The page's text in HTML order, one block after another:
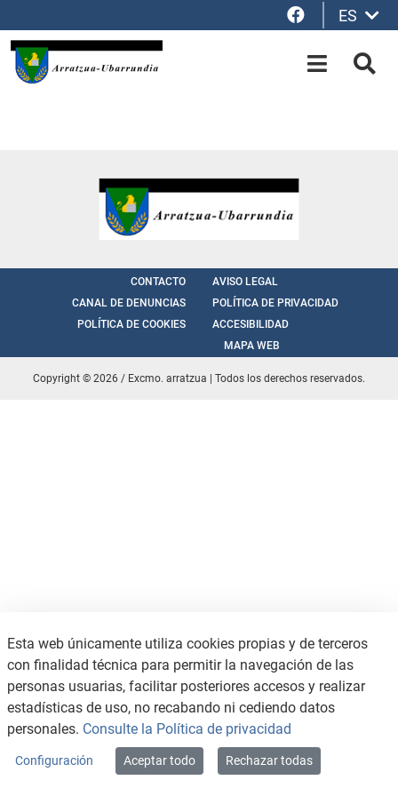
Facebook
ES
OPEN-
CONTACTO
AVISO LEGAL
CANAL DE DENUNCIAS
POLÍTICA DE PRIVACIDAD
POLÍTICA DE COOKIES
ACCESIBILIDAD
MAPA WEB
Copyright © 2026 / Excmo. arratzua | Todos los derechos reservados.
Esta web únicamente utiliza cookies propias y de terceros
con finalidad técnica para permitir la navegación de las
personas usuarias, facilitar posteriores accesos y realizar
estadísticas de uso, no recabando ni cediendo datos
personales. Consulte la Política de privacidad
Configuración Aceptar todo Rechazar todas